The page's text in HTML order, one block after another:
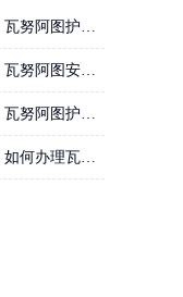
瓦努阿图护照含金量
瓦努阿图安全吗
瓦努阿图护照快速申请
如何办理瓦努阿图护照